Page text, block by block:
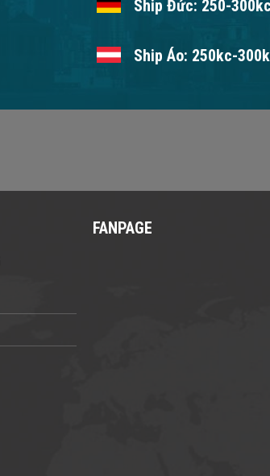
Ship Đức: 250-
Ship Áo: 250kc-
FANPAGE